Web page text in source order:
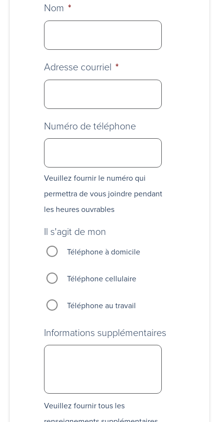
Nom *
Adresse courriel *
Numéro de téléphone
Veuillez fournir le numéro qui
permettra de vous joindre pendant
les heures ouvrables
Il s'agit de mon
Téléphone à domicile
Téléphone cellulaire
Téléphone au travail
Informations supplémentaires
Veuillez fournir tous les